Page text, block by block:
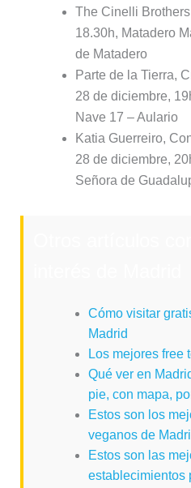
The Cinelli
18.30h, Matadero
de Matadero
Parte de la Tierra,
28 de diciembre,
Nave 17 – Aulario
Katia Guerreiro,
28 de diciembre,
Señora de
Cómo visitar
Madrid
Los mejores free
Qué ver en
pie, con mapa,
Estos son los
veganos de
Estos son las
establecimientos